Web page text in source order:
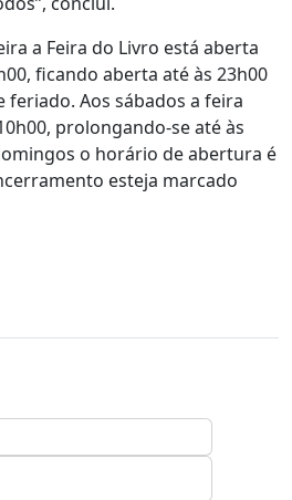
a Feira do Livro está aberta
ficando aberta até às 23h00
feriado. Aos sábados a feira
prolongando-se até às
o horário de abertura é
esteja marcado